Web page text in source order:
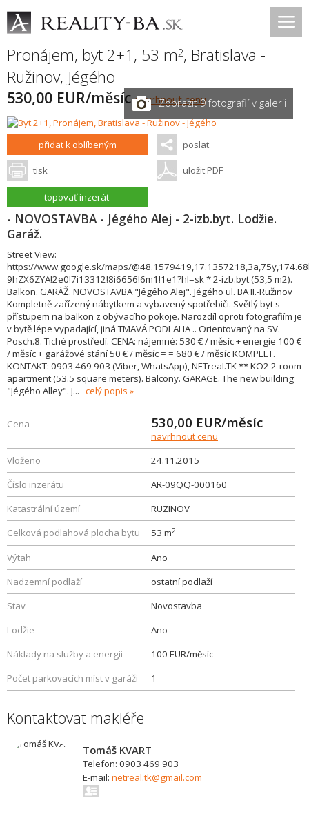
Pronájem, byt 2+1, 53 m2, Bratislava -
Ružinov, Jégého
530,00 EUR/měsícnavrhnout cenu
Zobrazit 9 fotografií v galerii
přidat k oblíbeným poslat
tisk uložit PDF
topovať inzerát
- NOVOSTAVBA - Jégého Alej - 2-izb.byt. Lodžie.
Garáž.
Street View:
https://www.google.sk/maps/
9hZX6ZYA!2e0!7i13312!8i6656!6m1!1e1?hl=sk * 2-izb.byt (53,5 m2).
Balkon. GARÁŽ. NOVOSTAVBA "Jégého Alej". Jégého ul. BA II.-Ružinov
Kompletně zařízený nábytkem a vybavený spotřebiči. Světlý byt s
přístupem na balkon z obývacího pokoje. Narozdíl oproti fotografiím je
v bytě lépe vypadající, jiná TMAVÁ PODLAHA .. Orientovaný na SV.
Posch.8. Tiché prostředí. CENA: nájemné: 530 € / měsíc + energie 100 €
/ měsíc + garážové stání 50 € / měsíc = = 680 € / měsíc KOMPLET.
KONTAKT: 0903 469 903 (Viber, WhatsApp), NETreal.TK ** KO2 2-room
apartment (53.5 square meters). Balcony. GARAGE. The new building
"Jégého Alley". J... celý popis
Cena 530,00 EUR/měsíc
navrhnout cenu
Vloženo
24.11.2015
Číslo inzerátu
AR-09QQ-000160
Katastrální území
RUZINOV
Celková podlahová plocha bytu
53 m2
Výtah
Ano
Nadzemní podlaží
ostatní podlaží
Stav
Novostavba
Lodžie
Ano
Náklady na služby a energii
100 EUR/měsíc
Počet parkovacích míst v garáži
1
Kontaktovat makléře
Tomáš KVART
Telefon: 0903 469 903
E-mail: netreal.tk@gmail.com